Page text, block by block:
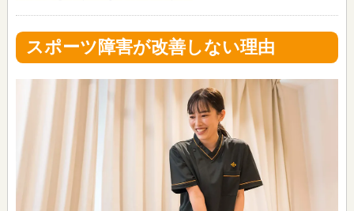
スポーツ障害が改善しない理由